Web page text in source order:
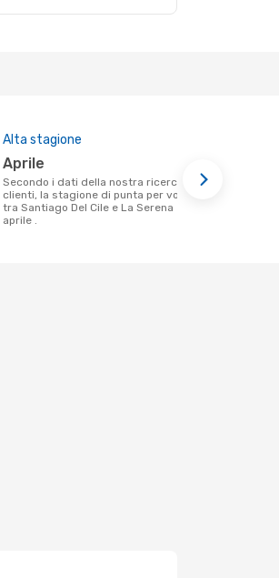
Alta stagione
aprile
Secondo i dati della nostra ricerca
clienti, la stagione di punta per volare
tra Santiago Del Cile e La Serena è
aprile .